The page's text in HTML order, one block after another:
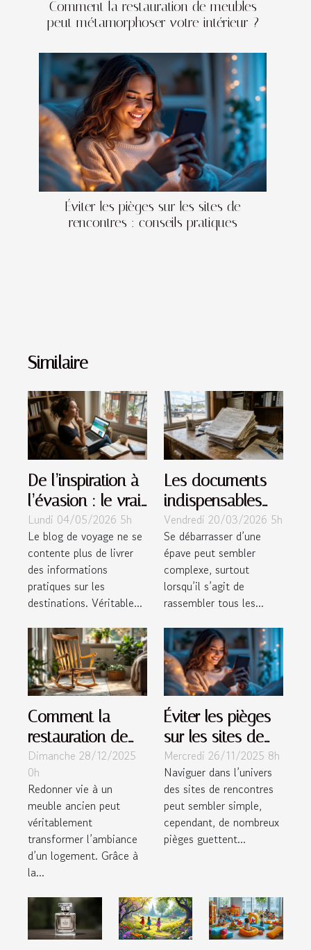
Comment la restauration de meubles
peut métamorphoser votre intérieur ?
Éviter les pièges sur les sites de
rencontres : conseils pratiques
Similaire
De l’inspiration à
l’évasion : le vrai
impact
émotionnel d’un
blog de voyage
Lundi 04/05/2026 5h
Le blog de voyage ne se
contente plus de livrer
des informations
pratiques sur les
destinations. Véritable...
Les documents
indispensables
pour faire enlever
une épave
Vendredi 20/03/2026 5h
Se débarrasser d’une
épave peut sembler
complexe, surtout
lorsqu’il s’agit de
rassembler tous les...
Comment la
restauration de
meubles peut
métamorphoser
votre intérieur ?
Dimanche 28/12/2025
0h
Redonner vie à un
meuble ancien peut
véritablement
transformer l’ambiance
d’un logement. Grâce à
la...
Éviter les pièges
sur les sites de
rencontres :
conseils pratiques
Mercredi 26/11/2025 8h
Naviguer dans l’univers
des sites de rencontres
peut sembler simple,
cependant, de nombreux
pièges guettent...